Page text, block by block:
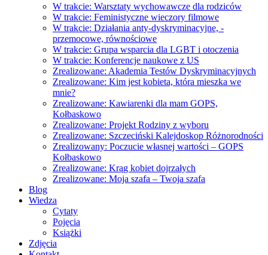
W trakcie: Warsztaty wychowawcze dla rodziców
W trakcie: Feministyczne wieczory filmowe
W trakcie: Działania anty-dyskryminacyjne, -
przemocowe, równościowe
W trakcie: Grupa wsparcia dla LGBT i otoczenia
W trakcie: Konferencje naukowe z US
Zrealizowane: Akademia Testów Dyskryminacyjnych
Zrealizowane: Kim jest kobieta, która mieszka we
mnie?
Zrealizowane: Kawiarenki dla mam GOPS,
Kołbaskowo
Zrealizowane: Projekt Rodziny z wyboru
Zrealizowane: Szczeciński Kalejdoskop Różnorodności
Zrealizowany: Poczucie własnej wartości – GOPS
Kołbaskowo
Zrealizowane: Krąg kobiet dojrzałych
Zrealizowane: Moja szafa – Twoja szafa
Blog
Wiedza
Cytaty
Pojęcia
Książki
Zdjęcia